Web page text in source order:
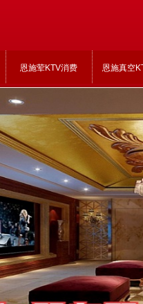
恩施荤KTV消费 恩施真空